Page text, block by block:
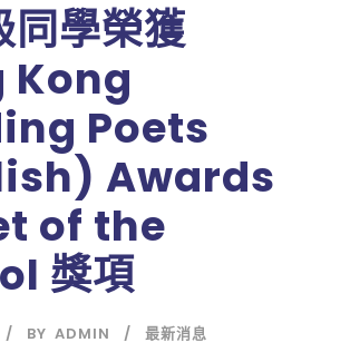
同學榮獲
Kong
Poets
Awards
of the
獎項
BY ADMIN 最新消息